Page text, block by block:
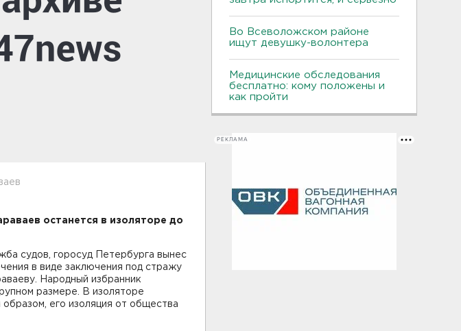
останется в изоляторе до
судов, горосуд Петербурга вынес
в виде заключения под стражу
Народный избранник
размере. В изоляторе
его изоляция от общества
Во Всеволожском районе
ищут девушку-волонтера
Медицинские обследования
бесплатно: кому положены и
как пройти
РЕКЛАМА